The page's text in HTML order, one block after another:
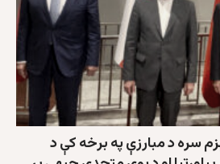
سره د مبارزې په برخه کې د